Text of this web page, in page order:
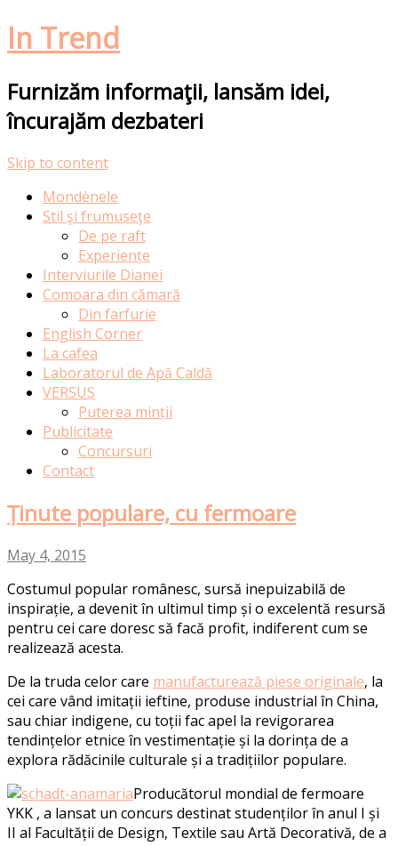
In Trend
Furnizăm informaţii, lansăm idei,
încurajăm dezbateri
Skip to content
Mondènele
Stil şi frumuseţe
De pe raft
Experiențe
Interviurile Dianei
Comoara din cămară
Din farfurie
English Corner
La cafea
Laboratorul de Apă Caldă
VERSUS
Puterea minții
Publicitate
Concursuri
Contact
Ținute populare, cu fermoare
May 4, 2015
Costumul popular românesc, sursă inepuizabilă de
inspirație, a devenit în ultimul timp și o excelentă resursă
pentru cei care doresc să facă profit, indiferent cum se
realizează acesta.
De la truda celor care manufacturează piese originale, la
cei care vând imitații ieftine, produse industrial în China,
sau chiar indigene, cu toții fac apel la revigorarea
tendințelor etnice în vestimentație și la dorința de a
explora rădăcinile culturale și a tradițiilor populare.
Producătorul mondial de fermoare
YKK , a lansat un concurs destinat studenților în anul I și
II al Facultății de Design, Textile sau Artă Decorativă, de a